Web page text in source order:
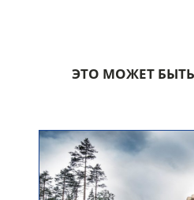
ЭТО МОЖЕТПосмотреть текст